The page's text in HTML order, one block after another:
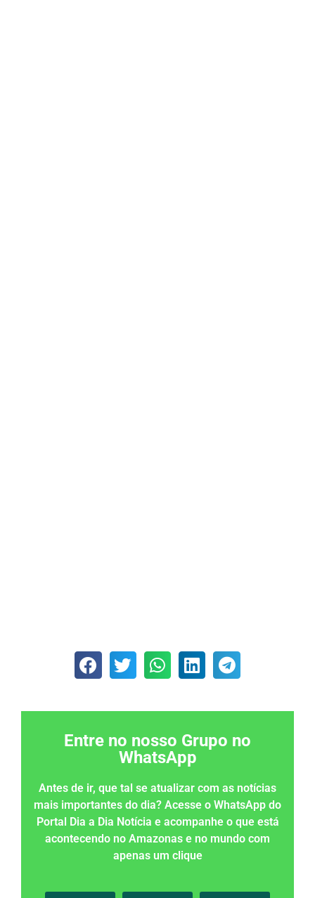
Entre no nosso Grupo no
WhatsApp
Antes de ir, que tal se atualizar com as notícias
mais importantes do dia? Acesse o WhatsApp do
Portal Dia a Dia Notícia e acompanhe o que está
acontecendo no Amazonas e no mundo com
apenas um clique